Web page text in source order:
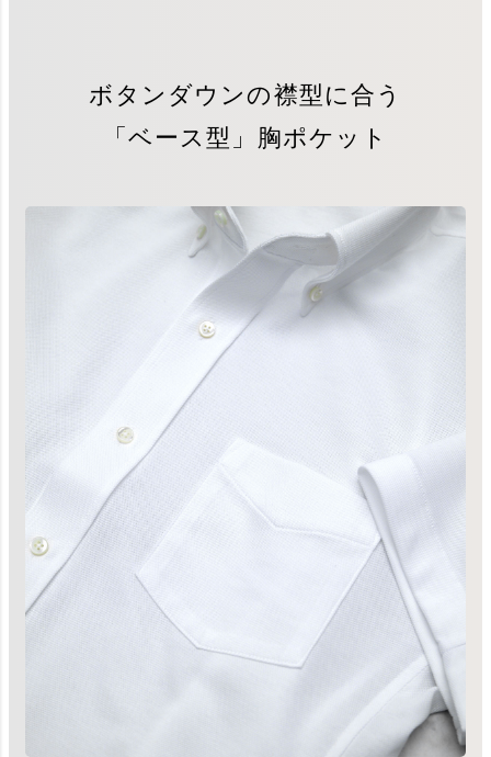
ボタンダウンの襟型に合う
「ベース型」胸ポケット